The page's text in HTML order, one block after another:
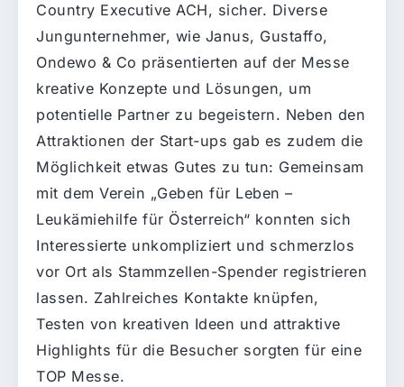
Country Executive ACH, sicher. Diverse
Jungunternehmer, wie Janus, Gustaffo,
Ondewo & Co präsentierten auf der Messe
kreative Konzepte und Lösungen, um
potentielle Partner zu begeistern. Neben den
Attraktionen der Start-ups gab es zudem die
Möglichkeit etwas Gutes zu tun: Gemeinsam
mit dem Verein „Geben für Leben –
Leukämiehilfe für Österreich“ konnten sich
Interessierte unkompliziert und schmerzlos
vor Ort als Stammzellen-Spender registrieren
lassen. Zahlreiches Kontakte knüpfen,
Testen von kreativen Ideen und attraktive
Highlights für die Besucher sorgten für eine
TOP Messe.